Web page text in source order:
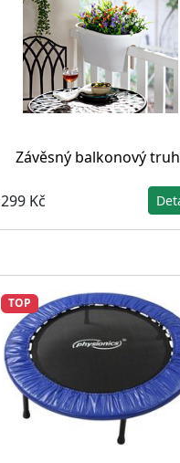
Závěsný balkonový
299 Kč
TOP